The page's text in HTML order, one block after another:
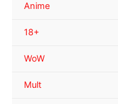
Anime
18+
WoW
Mult